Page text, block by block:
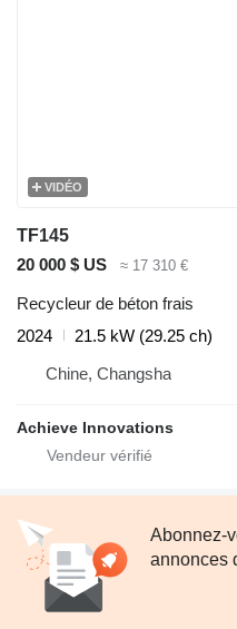
VIDÉO
TF145
20 000 $ US
≈ 17 310 €
Recycleur de béton frais
2024
21.5 kW (29.25 ch)
Chine, Changsha
Achieve Innovations
Abonnez-
annonces